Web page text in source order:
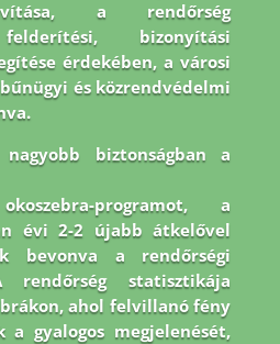
a rendőrség
felderítési, bizonyítási
érdekében, a városi
és közrendvédelmi
biztonságban a
programot, a
évi 2-2 újabb átkelővel
bevonva a rendőrségi
rendőrség statisztikája
ahol felvillanó fény
a gyalogos megjelenését,